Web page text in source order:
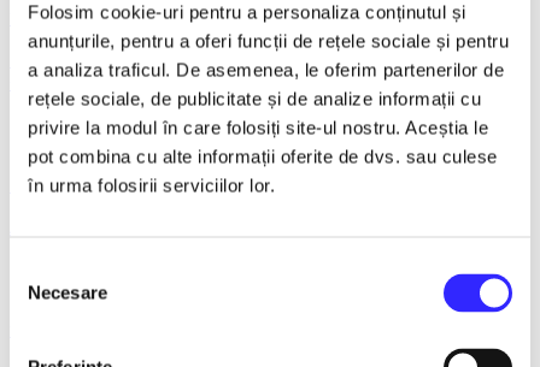
Folosim cookie-uri pentru a personaliza conținutul și
anunțurile, pentru a oferi funcții de rețele sociale și pentru
a analiza traficul. De asemenea, le oferim partenerilor de
rețele sociale, de publicitate și de analize informații cu
privire la modul în care folosiți site-ul nostru. Aceștia le
pot combina cu alte informații oferite de dvs. sau culese
în urma folosirii serviciilor lor.
consimțământului
Necesare
21 decembrie 2026, ora 20:00
REGAL VIENEZ – CONCERT EXTRAORDINAR DE
CRACIUN - Bacau
18 ianuarie 2027, ora 19:00